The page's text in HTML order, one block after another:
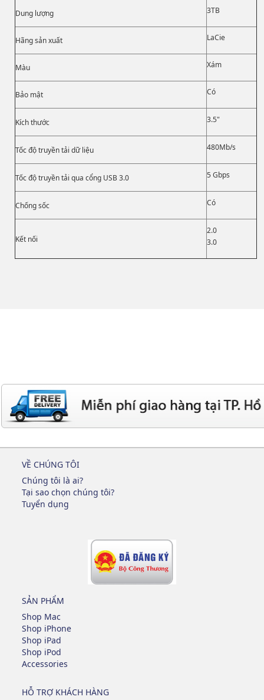
Dung lượng 3TB
Hãng sản xuất LaCie
Màu Xám
Bảo mật Có
Kích thước 3.5"
Tốc độ truyền tải dữ liệu 480Mb/s
Tốc độ truyền tải qua cổng USB 3.0 5 Gbps
Chống sốc Có
Kết nối
2.0
3.0
VỀ CHÚNG TÔI
Chúng tôi là ai?
Tại sao chọn chúng tôi?
Tuyển dụng
SẢN PHẨM
Shop Mac
Shop iPhone
Shop iPad
Shop iPod
Accessories
HỖ TRỢ KHÁCH HÀNG